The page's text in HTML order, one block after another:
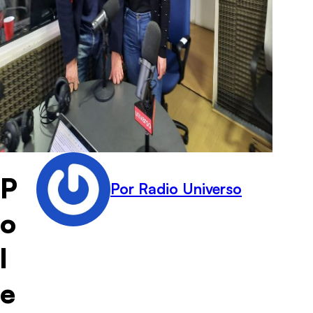
P
o
l
e
Por Radio Universo